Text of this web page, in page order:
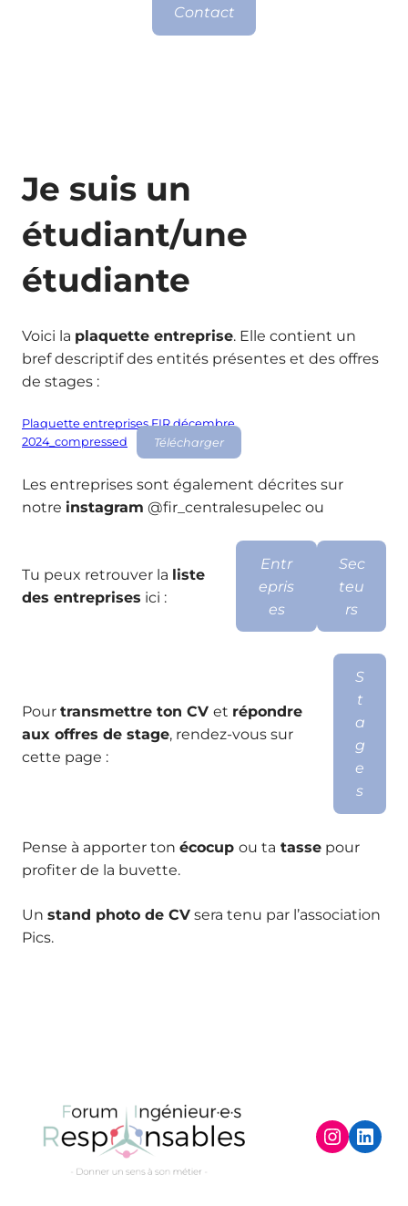
Contact
Je suis un
étudiant/une
étudiante
Voici la plaquette entreprise. Elle contient un
bref descriptif des entités présentes et des offres
de stages :
Plaquette entreprises FIR décembre
2024_compressed
Télécharger
Les entreprises sont également décrites sur
notre instagram @fir_centralesupelec ou
Tu peux retrouver la liste
des entreprises ici :
Entr
epris
es
Sec
teu
rs
Pour transmettre ton CV et répondre
aux offres de stage, rendez-vous sur
cette page :
S
t
a
g
e
s
Pense à apporter ton écocup ou ta tasse pour
profiter de la buvette.
Un stand photo de CV sera tenu par l’association
Pics.
Instagram LinkedIn